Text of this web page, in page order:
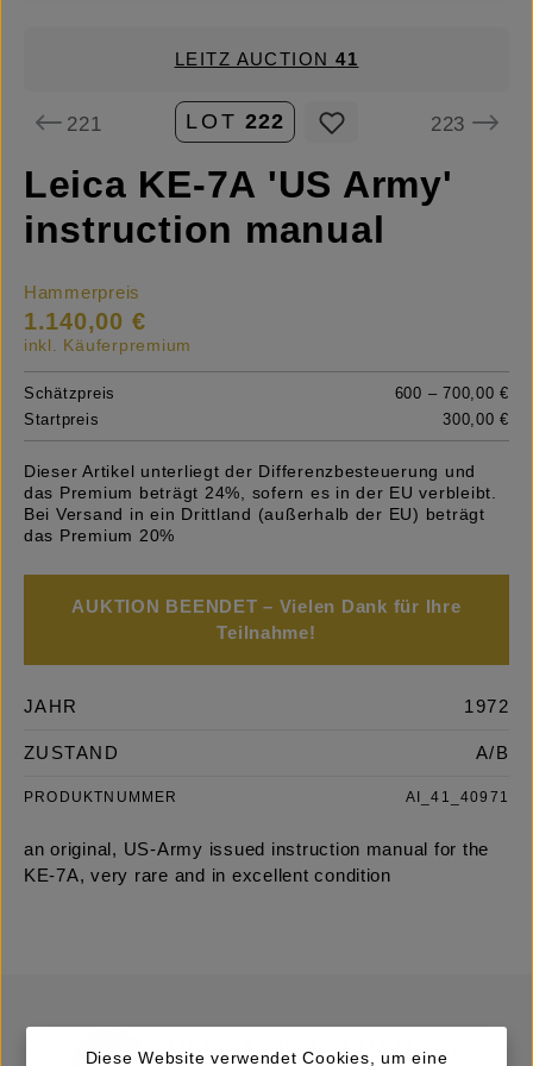
LEITZ AUCTION41
221 LOT 222 223
Leica KE-7A 'US Army'
instruction manual
Hammerpreis
1.140,00 €
inkl. Käuferpremium
Schätzpreis
600 – 700,00 €
Startpreis
300,00 €
Dieser Artikel unterliegt der Differenzbesteuerung und
das Premium beträgt 24%, sofern es in der EU verbleibt.
Bei Versand in ein Drittland (außerhalb der EU) beträgt
das Premium 20%
AUKTION BEENDET – Vielen Dank für Ihre
Teilnahme!
JAHR 1972
ZUSTAND A/B
PRODUKTNUMMER AI_41_40971
an original, US-Army issued instruction manual for the
KE-7A, very rare and in excellent condition
Diese Website verwendet Cookies, um eine